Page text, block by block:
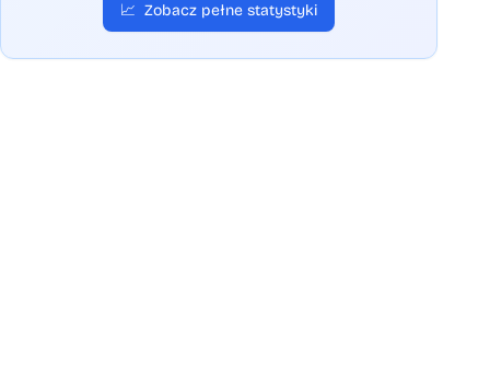
📈 Zobacz pełne statystyki